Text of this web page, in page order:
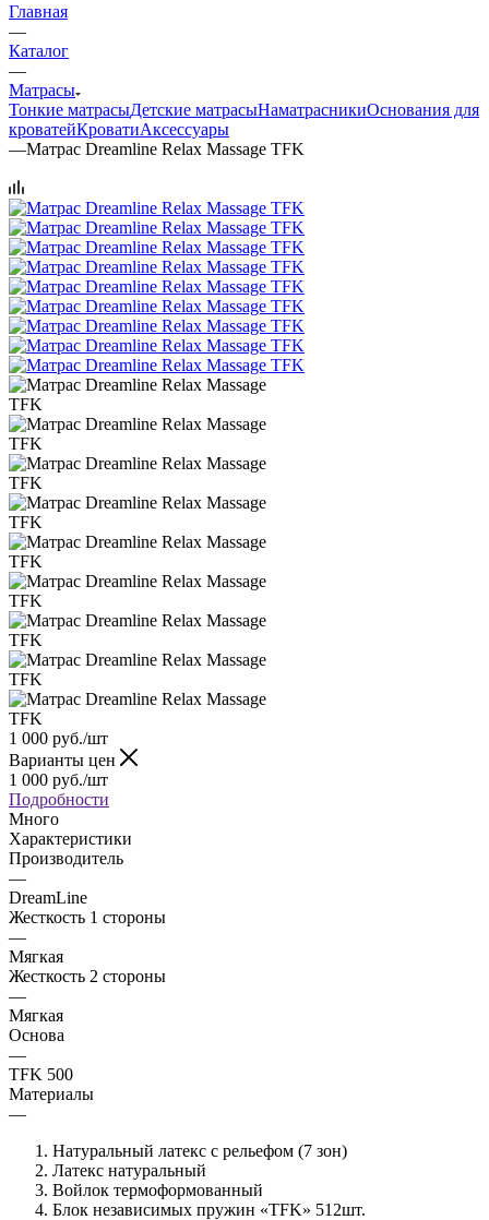
Главная
—
Каталог
—
Матрасы
Тонкие матрасыДетские матрасыНаматрасникиОснования для
кроватейКроватиАксессуары
—Матрас Dreamline Relax Massage TFK
1 000 руб./шт
Варианты цен
1 000 руб./шт
Подробности
Много
Характеристики
Производитель
—
DreamLine
Жесткость 1 стороны
—
Мягкая
Жесткость 2 стороны
—
Мягкая
Основа
—
TFK 500
Материалы
—
Натуральный латекс с рельефом (7 зон)
Латекс натуральный
Войлок термоформованный
Блок независимых пружин «TFK» 512шт.